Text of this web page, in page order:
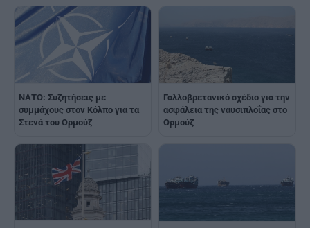
ΝΑΤΟ: Συζητήσεις με
συμμάχους στον Κόλπο για τα
Στενά του Ορμούζ
Γαλλοβρετανικό σχέδιο για την
ασφάλεια της ναυσιπλοΐας στο
Ορμούζ